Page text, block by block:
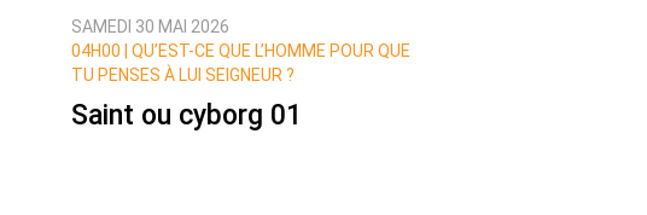
SAMEDI 30 MAI 2026
04H00 | QU’EST-CE QUE L’HOMME POUR QUE
TU PENSES À LUI SEIGNEUR ?
Saint ou cyborg 01